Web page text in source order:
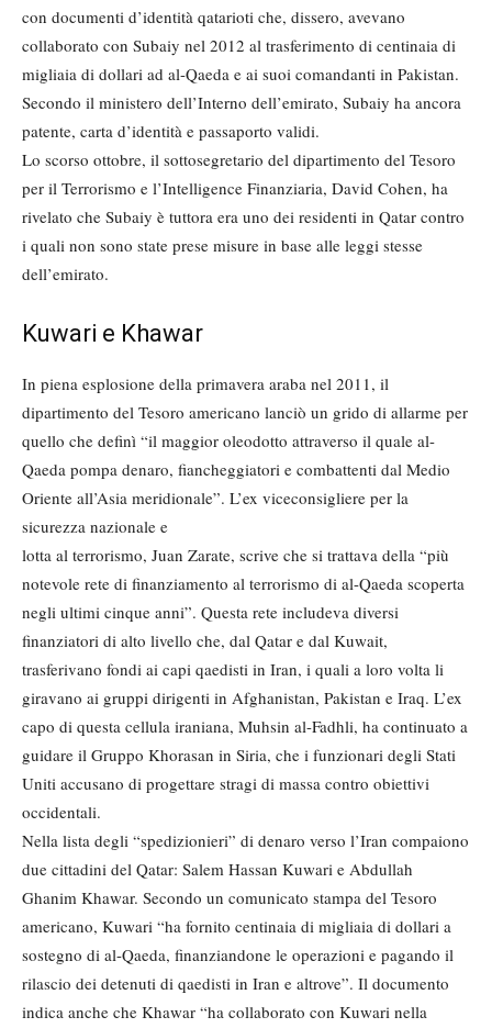
con documenti d’identità qatarioti che, dissero, avevano
collaborato con Subaiy nel 2012 al trasferimento di centinaia di
migliaia di dollari ad al-Qaeda e ai suoi comandanti in Pakistan.
Secondo il ministero dell’Interno dell’emirato, Subaiy ha ancora
patente, carta d’identità e passaporto validi.
Lo scorso ottobre, il sottosegretario del dipartimento del Tesoro
per il Terrorismo e l’Intelligence Finanziaria, David Cohen, ha
rivelato che Subaiy è tuttora era uno dei residenti in Qatar contro
i quali non sono state prese misure in base alle leggi stesse
dell’emirato.
Kuwari e Khawar
In piena esplosione della primavera araba nel 2011, il
dipartimento del Tesoro americano lanciò un grido di allarme per
quello che definì “il maggior oleodotto attraverso il quale al-
Qaeda pompa denaro, fiancheggiatori e combattenti dal Medio
Oriente all’Asia meridionale”. L’ex viceconsigliere per la
sicurezza nazionale e
lotta al terrorismo, Juan Zarate, scrive che si trattava della “più
notevole rete di finanziamento al terrorismo di al-Qaeda scoperta
negli ultimi cinque anni”. Questa rete includeva diversi
finanziatori di alto livello che, dal Qatar e dal Kuwait,
trasferivano fondi ai capi qaedisti in Iran, i quali a loro volta li
giravano ai gruppi dirigenti in Afghanistan, Pakistan e Iraq. L’ex
capo di questa cellula iraniana, Muhsin al-Fadhli, ha continuato a
guidare il Gruppo Khorasan in Siria, che i funzionari degli Stati
Uniti accusano di progettare stragi di massa contro obiettivi
occidentali.
Nella lista degli “spedizionieri” di denaro verso l’Iran compaiono
due cittadini del Qatar: Salem Hassan Kuwari e Abdullah
Ghanim Khawar. Secondo un comunicato stampa del Tesoro
americano, Kuwari “ha fornito centinaia di migliaia di dollari a
sostegno di al-Qaeda, finanziandone le operazioni e pagando il
rilascio dei detenuti di qaedisti in Iran e altrove”. Il documento
indica anche che Khawar “ha collaborato con Kuwari nella